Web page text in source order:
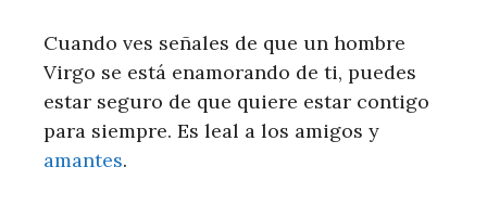
Cuando ves señales de que un hombre
Virgo se está enamorando de ti, puedes
estar seguro de que quiere estar contigo
para siempre. Es leal a los amigos y
amantes.